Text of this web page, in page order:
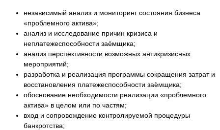
независимый анализ и мониторинг состояния бизнеса
«проблемного актива»;
анализ и исследование причин кризиса и
неплатежеспособности заёмщика;
анализ перспективности возможных антикризисных
мероприятий;
разработка и реализация программы сокращения затрат и
восстановления платежеспособности заёмщика;
обоснование необходимости реализации «проблемного
актива» в целом или по частям;
вход и сопровождение контролируемой процедуры
банкротства;